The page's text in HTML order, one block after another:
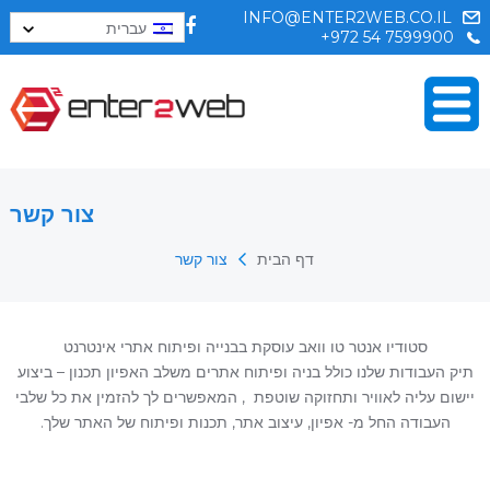
INFO@ENTER2WEB.CO.IL
+972 54 7599900
עברית
צור קשר
דף הבית צור קשר
סטודיו אנטר טו וואב עוסקת בבנייה ופיתוח אתרי אינטרנט
תיק העבודות שלנו כולל בניה ופיתוח אתרים משלב האפיון תכנון – ביצוע
יישום עליה לאוויר ותחזוקה שוטפת , המאפשרים לך להזמין את כל שלבי
העבודה החל מ- אפיון, עיצוב אתר, תכנות ופיתוח של האתר שלך.